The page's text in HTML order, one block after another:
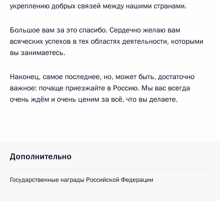
укреплению добрых связей между нашими странами.
Большое вам за это спасибо. Сердечно желаю вам
всяческих успехов в тех областях деятельности, которыми
вы занимаетесь.
Наконец, самое последнее, но, может быть, достаточно
важное: почаще приезжайте в Россию. Мы вас всегда
очень ждём и очень ценим за всё, что вы делаете.
Дополнительно
Государственные награды Российской Федерации